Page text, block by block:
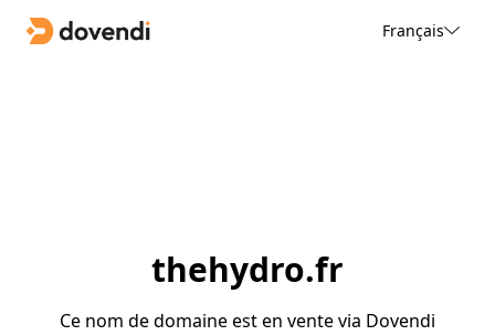
Français
thehydro.fr
Ce nom de domaine est en vente via Dovendi